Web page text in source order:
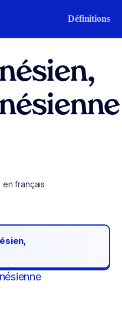
Définitions
français